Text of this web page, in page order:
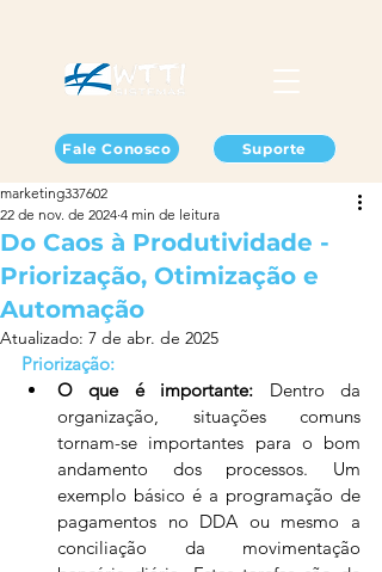
Suporte
Fale Conosco
Do Caos à Produtividade -
Priorização, Otimização e
Automação
marketing337602
22 de nov. de 2024 4 min de leitura
Atualizado: 7 de abr. de 2025
Priorização:
O que é importante: Dentro da
organização, situações comuns
tornam-se importantes para o bom
andamento dos processos. Um
exemplo básico é a programação de
pagamentos no DDA ou mesmo a
conciliação da movimentação